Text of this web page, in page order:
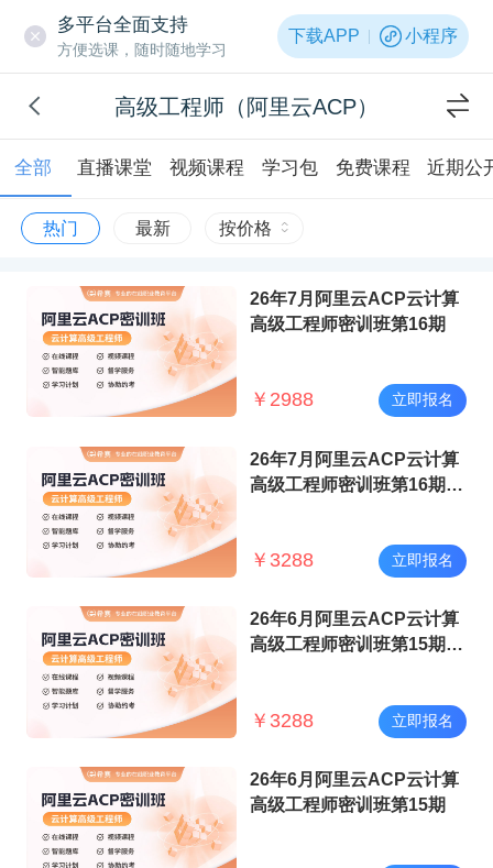
多平台全面支持
方便选课，随时随地学习
下载APP 小程序
高级工程师（阿里云ACP）
全部 直播课堂 视频课程 学习包 免费课程 近期公
热门 最新 按价格
26年7月阿里云ACP云计算
高级工程师密训班第16期
￥ 2988 立即报名
26年7月阿里云ACP云计算
高级工程师密训班第16期
￥ 3288 立即报名
26年6月阿里云ACP云计算
高级工程师密训班第15期
￥ 3288 立即报名
26年6月阿里云ACP云计算
高级工程师密训班第15期